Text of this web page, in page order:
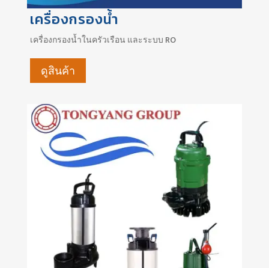
เครื่องกรองน้ำ
เครื่องกรองน้ำในครัวเรือน และระบบ RO
ดูสินค้า